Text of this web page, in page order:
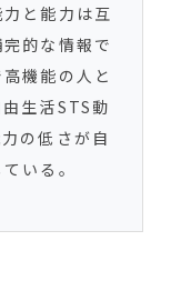
と能力は互
的な情報で
機能の人と
生活STS動
の低さが自
いる。